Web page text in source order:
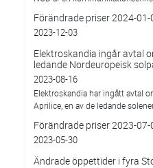
Förändrade priser 2024-01-
2023-12-03
Elektroskandia ingår avtal
ledande Nordeuropeisk
2023-08-16
Elektroskandia har ingått avtal
Aprilice, en av de ledande
Förändrade priser 2023-07-
2023-05-30
Ändrade öppettider i fyra